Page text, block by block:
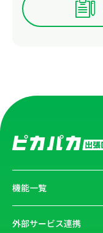
機能一覧
外部サービス連携